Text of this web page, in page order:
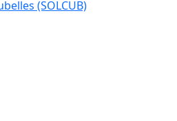
(SOLCUB)